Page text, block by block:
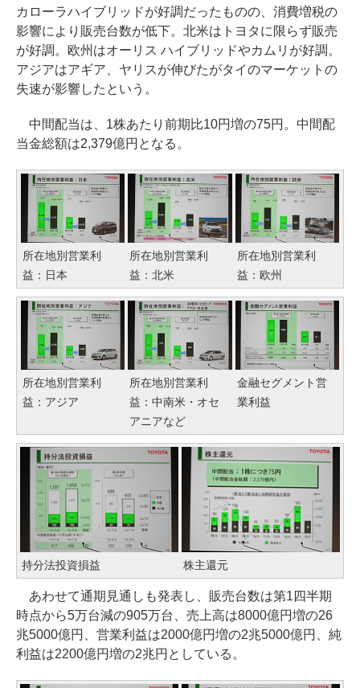
カローラハイブリッドが好調だったものの、消費増税の
影響により販売台数が低下。北米はトヨタに限らず販売
が好調。欧州はオーリス ハイブリッドやカムリが好調。
アジアはアギア、ヤリスが伸びたがタイのマーケットの
失速が影響したという。
中間配当は、1株あたり前期比10円増の75円。中間配
当金総額は2,379億円となる。
所在地別営業利
益：日本
所在地別営業利
益：北米
所在地別営業利
益：欧州
所在地別営業利
益：アジア
所在地別営業利
益：中南米・オセ
アニアなど
金融セグメント営
業利益
持分法投資損益 株主還元
あわせて通期見通しも発表し、販売台数は第1四半期
時点から5万台減の905万台、売上高は8000億円増の26
兆5000億円、営業利益は2000億円増の2兆5000億円、純
利益は2200億円増の2兆円としている。